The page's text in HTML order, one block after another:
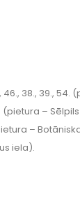
46., 38., 39.,
(pietura –
–
iela).